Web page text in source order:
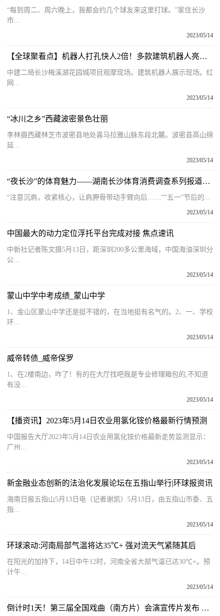
“每到周二、周六晚上，我都会约几个球友来这里打球。”家住长沙
市...
2023/05/14
【全球聚看点】机器人打孔快人2倍！多款建筑机器人亮相长沙国际工程机械展
中建二局长沙梅溪湖花园城项目观摩现场。建筑机器人展示现场。红
网...
2023/05/14
“冰川之乡”西藏波密景色壮丽
李林摄西藏林芝市波密县地处喜马拉雅山脉东段北麓。波密县高山绵
延...
2023/05/14
“夜长沙”的体育魅力——湖南长沙体育消费调查系列报道之一|速讯
“注意沉肩，收紧核心，让肩胛骨带动手臂向后……”“五一”节后的...
2023/05/14
中国最大的动力定位浮托平台完成对接 焦点速讯
中新社记者陈文摄5月13日，距深圳200多公里海域，中国海油深圳分
公...
2023/05/14
蒙山中学中考成绩_蒙山中学
1、金山区蒙山中学还是挺不错的，在当地挺有名气的。2、一、学校
环...
2023/05/14
威帝转债_威帝保罗
1、在2楼南边，咋了！有的在大厅找吧我是专业修理箱包的,不知道
有没...
2023/05/14
【播资讯】2023年5月14日农业用氯化铵价格最新行情预测
中国报告大厅2023年5月14日农业用氯化铵价格最新走势监测显示：
广州...
2023/05/14
新金融业态创新的法治化发展论坛在五指山举行|环球报资讯
海南日报五指山5月13日电（记者谢凯）5月13日，由五指山市委、五
指...
2023/05/14
环球滚动:河南局部气温将达35℃+ 强对流天气紧随其后
在阳光的加持下，14日中午12时，河南全省大部气温已达30℃+。预
计午...
2023/05/14
倒计时1天！第三届全国戏曲（南方片）会演宣传片发布 世界今头条